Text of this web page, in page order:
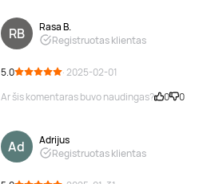
RB
Rasa B.
Registruotas klientas
5.0
· 2025-02-01
Ar šis komentaras buvo naudingas?
0 0
Ad
Adrijus
Registruotas klientas